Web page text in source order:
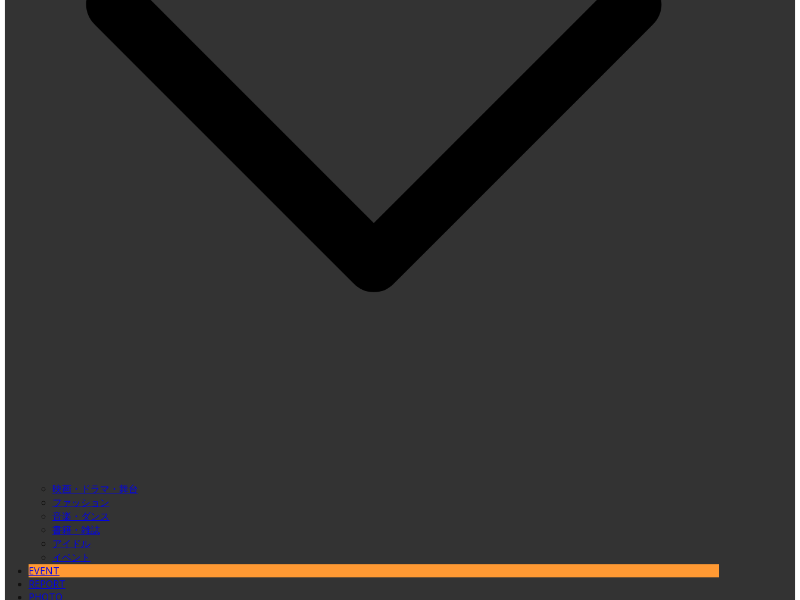
映画・ドラマ・舞台
ファッション
音楽・ダンス
書籍・雑誌
アイドル
イベント
EVENT
REPORT
PHOTO